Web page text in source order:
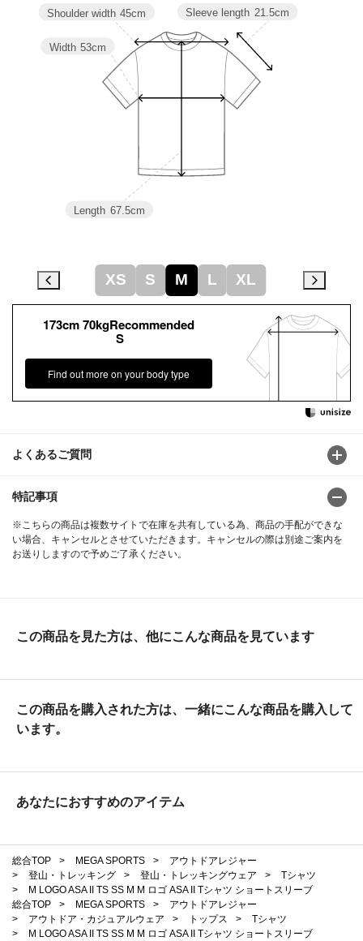
よくあるご質問
特記事項
※こちらの商品は複数サイトで在庫を共有している為、商品の手配ができな
い場合、キャンセルとさせていただきます。キャンセルの際は別途ご案内を
お送りしますので予めご了承ください。
173cm 70kgRecommended
S
Find out more on your body type
Sleeve length 21.5cm
Length 67.5cm
Width 53cm
Shoulder width 45cm
XS S M L XL
この商品を見た方は、他にこんな商品を見ています
この商品を購入された方は、一緒にこんな商品を購入して
います。
あなたにおすすめのアイテム
総合TOP > MEGA SPORTS >
アウトドアレジャー
>
登山・トレッキング > 登山・トレッキングウェア >
Tシャツ
>
M LOGO ASA II TS SS M M ロゴ ASA II Tシャツ ショートスリーブ
総合TOP
> MEGA SPORTS >
アウトドアレジャー
>
アウトドア・カジュアルウェア > トップス >
Tシャツ
>
M LOGO ASA II TS SS M M ロゴ ASA II Tシャツ ショートスリーブ